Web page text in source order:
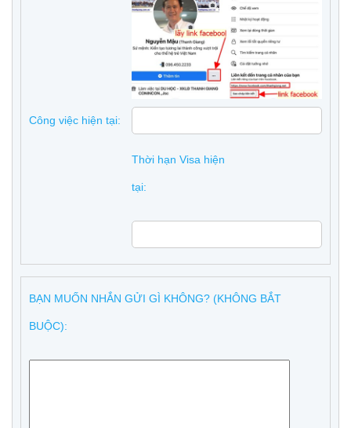
Công việc hiện tại:
Thời hạn Visa hiện
tại:
BẠN MUỐN NHẮN GỬI GÌ KHÔNG? (KHÔNG BẮT
BUỘC):